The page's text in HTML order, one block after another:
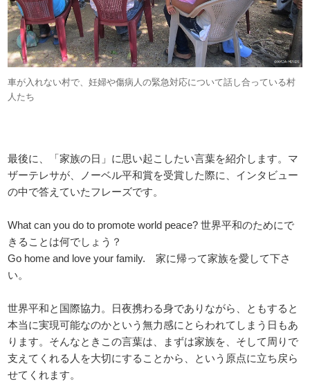
車が入れない村で、妊婦や傷病人の緊急対応について話し合っている村
人たち
最後に、「家族の日」に思い起こしたい言葉を紹介します。マ
ザーテレサが、ノーベル平和賞を受賞した際に、インタビュー
の中で答えていたフレーズです。
What can you do to promote world peace? 世界平和のためにで
きることは何でしょう？
Go home and love your family. 家に帰って家族を愛して下さ
い。
世界平和と国際協力。日夜携わる身でありながら、ともすると
本当に実現可能なのかという無力感にとらわれてしまう日もあ
ります。そんなときこの言葉は、まずは家族を、そして周りで
支えてくれる人を大切にすることから、という原点に立ち戻ら
せてくれます。